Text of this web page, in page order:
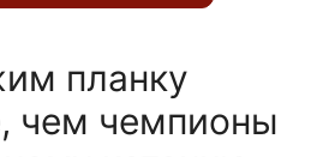
планку
чем чемпионы